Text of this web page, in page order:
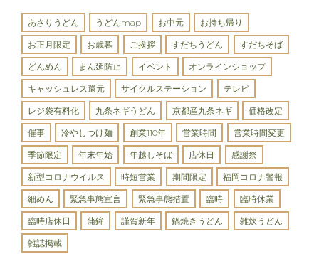
あさりうどん うどんmap お中元 お持ち帰り
お正月限定 お歳暮 ご挨拶 すだちうどん すだちそば
どんめん まん延防止 イベント オンラインショップ
キャッシュレス還元 サイクルステーション テレビ
レジ袋有料化 九条ネギうどん 京都産九条ネギ 価格改定
催事 冷やしつけ麺 創業110年 営業時間 営業時間変更
季節限定 年末年始 年越しそば 店休日 感謝祭
新型コロナウイルス 時短営業 期間限定 福岡コロナ警報
細めん 緊急事態宣言 緊急事態措置 臨時 臨時休業
臨時店休日 蒲鉾 謹賀新年 鍋焼きうどん 雑炊うどん
雑誌掲載